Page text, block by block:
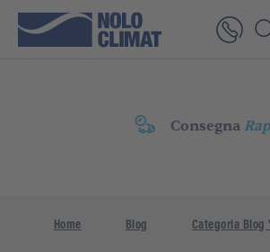
Consegna
Home Blog Categoria Blog